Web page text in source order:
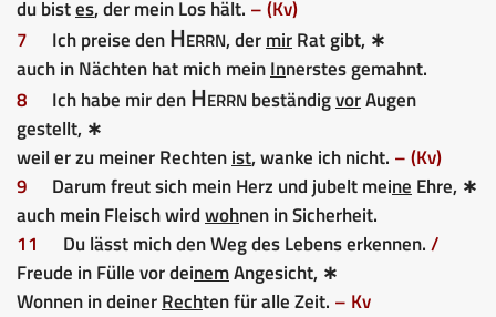
du bistes, der mein Los hält. – (Kv)
7
Ich preise denHerrn, dermirRat gibt, ∗
auch in Nächten hat mich meinInnerstes gemahnt.
8
Ich habe mir denHerrnbeständigvorAugen
gestellt, ∗
weil er zu meiner Rechtenist, wanke ich nicht. – (Kv)
9
Darum freut sich mein Herz und jubelt meine Ehre, ∗
auch mein Fleisch wirdwohnen in Sicherheit.
11
Du lässt mich den Weg des Lebens erkennen./
Freude in Fülle vor deinemAngesicht, ∗
Wonnen in deinerRechten für alle Zeit. – Kv